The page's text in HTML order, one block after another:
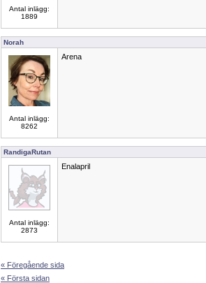
Antal inlägg:
1889
Norah
Antal inlägg:
8262
Arena
RandigaRutan
Antal inlägg:
2873
Enalapril
« Föregående sida
« Första sidan